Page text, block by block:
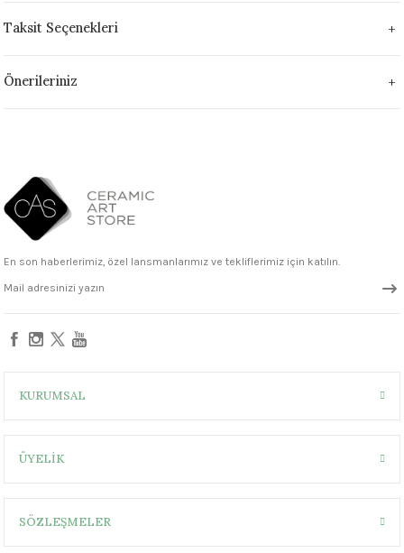
Taksit Seçenekleri
Önerileriniz
En son haberlerimiz, özel lansmanlarımız ve tekliflerimiz için katılın.
KURUMSAL
ÜYELİK
SÖZLEŞMELER